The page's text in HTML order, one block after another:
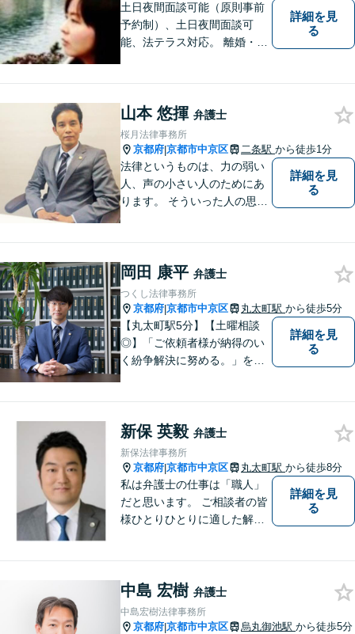
土日夜間面談可能（原則事前
予約制）、土日夜間面談可
能、法テラス対応。 離婚・借
問題・クレーマー対応など事
業者様にも広く対応しており
ます。お気軽にご相談くださ
い。
詳細を見
る
山本 悠揮 弁護士
桜月法律事務所
京都府|京都市中京区 二条駅 から徒歩1分
法律というものは、力の弱い
人、声の小さい人のためにあ
ります。 そういった人の思い
目指します。
詳細を見
る
岡田 康平 弁護士
つくし法律事務所
京都府|京都市中京区 丸太町駅 から徒歩5分
【丸太町駅5分】【土曜相談
◎】「ご依頼者様が納得のい
く紛争解決に努める。」をモ
題、中小企業関連法務で多数
実績ございます。ぜひ皆様の
お悩みをお聞かせください。
詳細を見
る
新保 英毅 弁護士
新保法律事務所
京都府|京都市中京区 丸太町駅 から徒歩8分
私は弁護士の仕事は「職人」
だと思います。 ご相談者の皆
様ひとりひとりに適した解決
詳細を見
る
中島 宏樹 弁護士
中島宏樹法律事務所
京都府|京都市中京区 烏丸御池駅 から徒歩5分